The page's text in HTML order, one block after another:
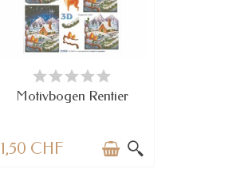
VERFÜGBAR
Motivbogen Rentier
1,50 CHF